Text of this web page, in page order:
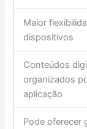
Maior
dispositivos
Conteúdos
organizados
aplicação
Pode oferecer